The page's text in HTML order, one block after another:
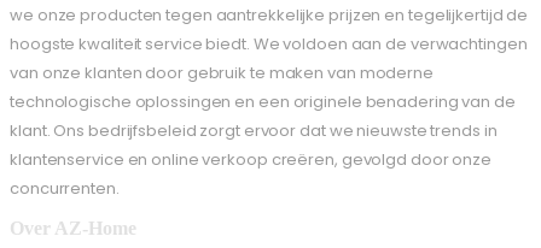
we onze producten tegen aantrekkelijke prijzen en tegelijkertijd de
hoogste kwaliteit service biedt. We voldoen aan de verwachtingen
van onze klanten door gebruik te maken van moderne
technologische oplossingen en een originele benadering van de
klant. Ons bedrijfsbeleid zorgt ervoor dat we nieuwste trends in
klantenservice en online verkoop creëren, gevolgd door onze
concurrenten.
Over AZ-Home